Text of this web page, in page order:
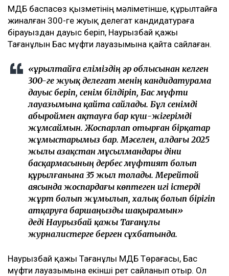
ҚМДБ баспасөз қызметінің мәліметінше, құрылтайға
жиналған 300-ге жуық делегат кандидатураға
бірауыздан дауыс беріп, Наурызбай қажы
Тағанұлын Бас мүфти лауазымына қайта сайлаған.
«Құрылтайға еліміздің әр облысынан келген
300-ге жуық делегат менің кандидатурама
дауыс беріп, сенім білдіріп, Бас мүфти
лауазымына қайта сайлады. Бұл сенімді
абыроймен ақтауға бар күш-жігерімді
жұмсаймын. Жоспарлап отырған бірқатар
жұмыстарымыз бар. Мәселен, алдағы 2025
жылы Қазақстан мұсылмандары діни
басқармасының дербес мүфтият болып
құрылғанына 35 жыл толады. Мерейтой
аясында жоспардағы көптеген игі істерді
жұрт болып жұмылып, халық болып бірігіп
атқаруға баршаңызды шақырамын»
деді Наурызбай қажы Тағанұлы
журналистерге берген сұхбатында.
Наурызбай қажы Тағанұлы ҚМДБ Төрағасы, Бас
мүфти лауазымына екінші рет сайланып отыр. Ол